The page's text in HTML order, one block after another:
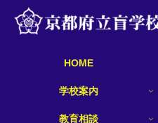
HOME
学校案内
教育相談